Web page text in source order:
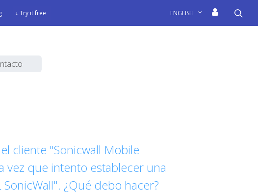
↓ Try it free ENGLISH
cliente "Sonicwall Mobile
vez que intento establecer una
¿Qué debo hacer?